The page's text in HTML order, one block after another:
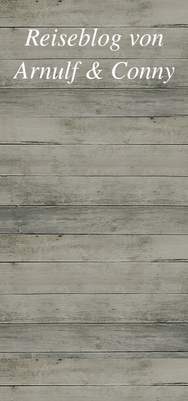
Reiseblog von
Arnulf & Conny